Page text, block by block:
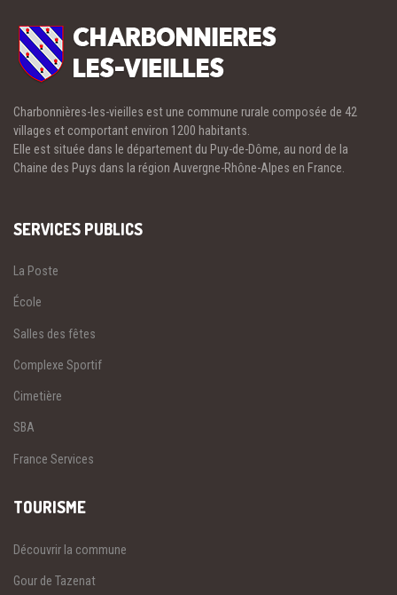
Charbonnières-les-vieilles est une commune rurale composée de 42
villages et comportant environ 1200 habitants.
Elle est située dans le département du Puy-de-Dôme, au nord de la
Chaine des Puys dans la région Auvergne-Rhône-Alpes en France.
SERVICES PUBLICS
La Poste
École
Salles des fêtes
Complexe Sportif
Cimetière
SBA
France Services
TOURISME
Découvrir la commune
Gour de Tazenat